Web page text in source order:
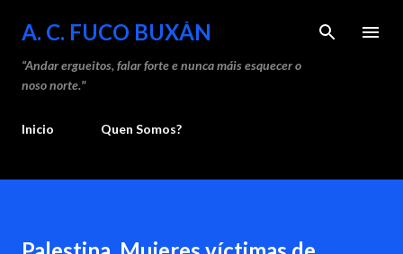
Saltar ao contido principal
A. C. FUCO BUXÁN
“Andar ergueitos, falar forte e nunca máis esquecer o
noso norte."
Inicio Quen Somos?